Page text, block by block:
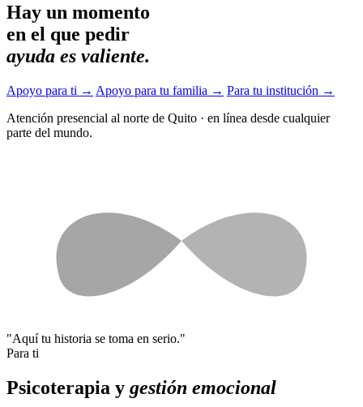
Hay un momento
en el que pedir
ayuda es valiente.
Apoyo para ti → Apoyo para tu familia → Para tu institución →
Atención presencial al norte de Quito · en línea desde cualquier
parte del mundo.
"Aquí tu historia se toma en serio."
Para ti
Psicoterapia y gestión emocional